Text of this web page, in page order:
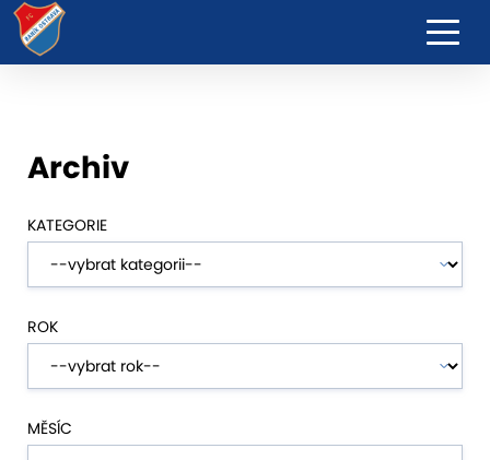
Archiv
KATEGORIE
ROK
MĚSÍC